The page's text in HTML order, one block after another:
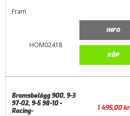
HOM02418
Fram
INFO
KÖP
Bromsbelägg 900, 9-3
97-02, 9-5 98-10 -
Racing-
1 495,00kr